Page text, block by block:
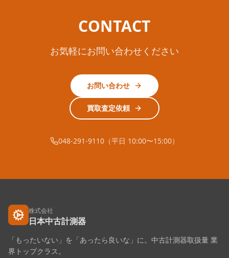
CONTACT
お気軽にお問い合わせください
お問い合わせ
買取査定依頼
048-291-9110（平日 10:00〜15:00）
株式会社
日本中古計測器
「もったいない」を「あったら良いな」に。中古計測器取扱量 業
界トップクラス。